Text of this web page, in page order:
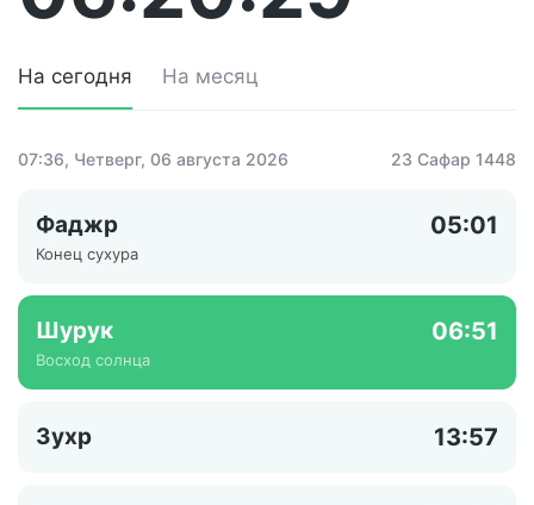
На сегодня На месяц
07:36, Четверг, 06 августа 2026 23 Сафар 1448
Фаджр 05:01
Конец сухура
Шурук 06:51
Восход солнца
Зухр 13:57